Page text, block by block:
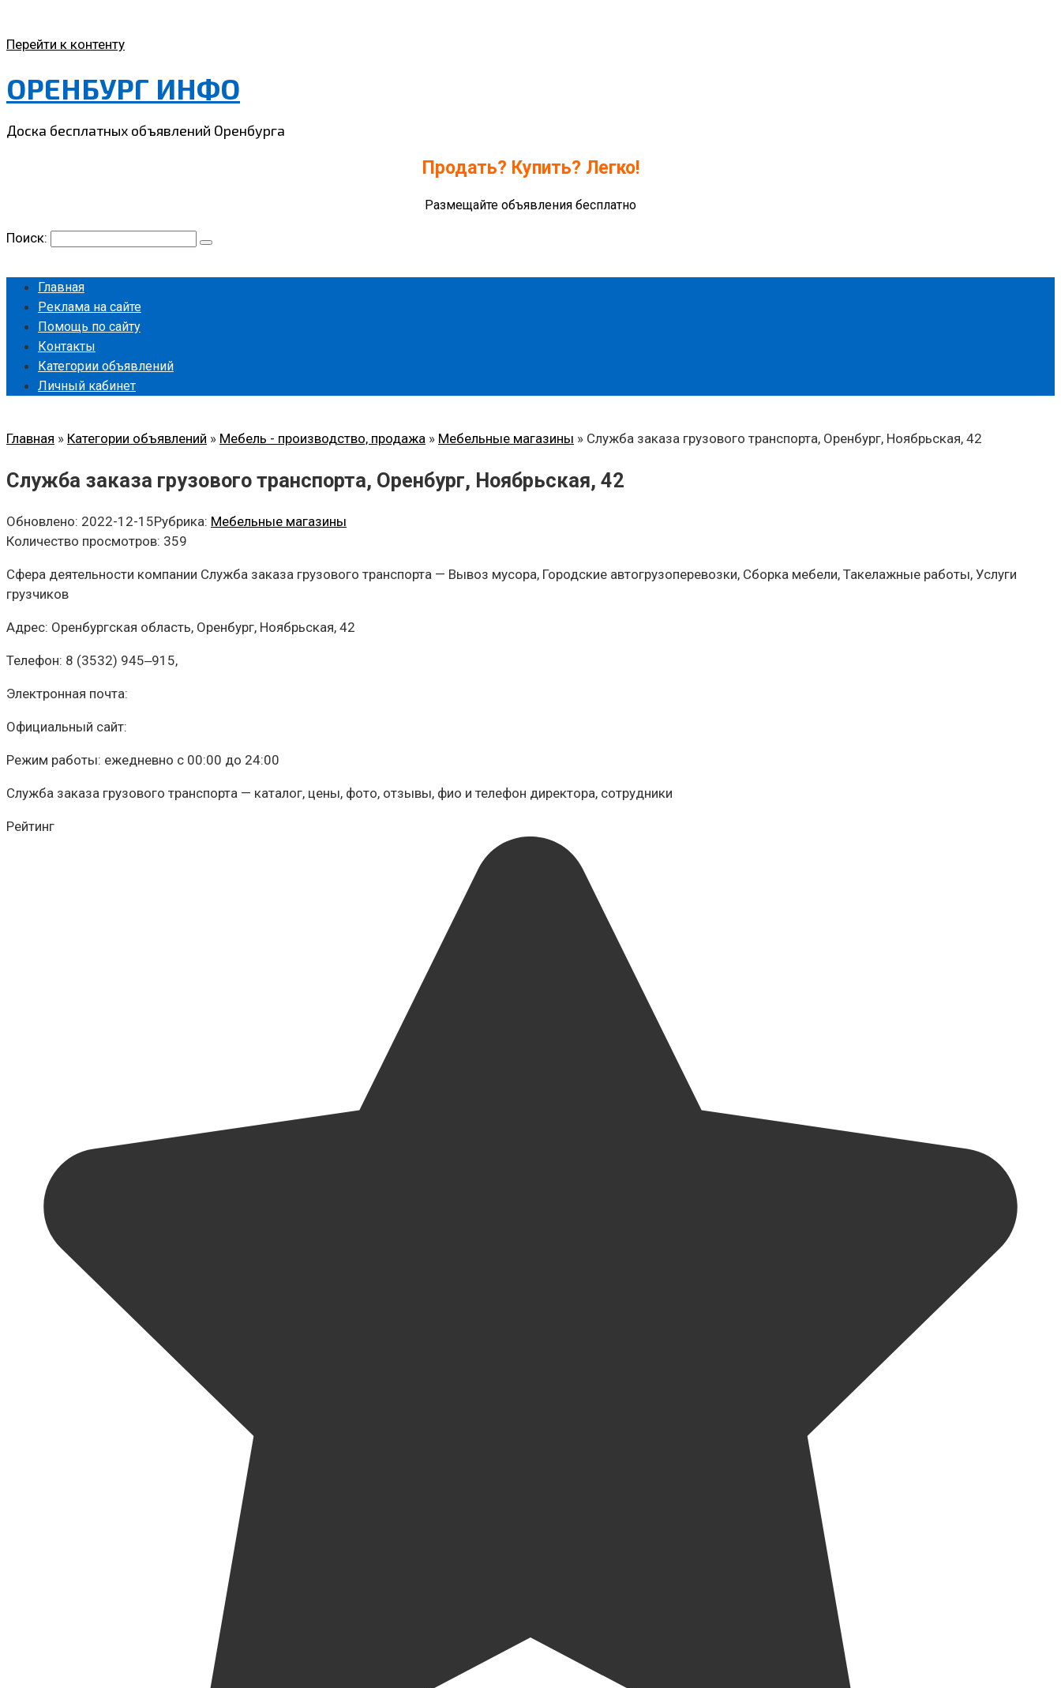
Перейти к контенту
ОРЕНБУРГ ИНФО
Доска бесплатных объявлений Оренбурга
Продать? Купить? Легко!
Размещайте объявления бесплатно
Поиск:
Главная
Реклама на сайте
Помощь по сайту
Контакты
Категории объявлений
Личный кабинет
Главная » Категории объявлений » Мебель - производство, продажа » Мебельные магазины » Служба заказа грузового транспорта, Оренбург, Ноябрьская, 42
Служба заказа грузового транспорта, Оренбург, Ноябрьская, 42
Обновлено: 2022-12-15Рубрика: Мебельные магазины
Количество просмотров: 359
Сфера деятельности компании Служба заказа грузового транспорта — Вывоз мусора, Городские автогрузоперевозки, Сборка мебели, Такелажные работы, Услуги
грузчиков
Адрес: Оренбургская область, Оренбург, Ноябрьская, 42
Телефон: 8 (3532) 945‒915,
Электронная почта:
Официальный сайт:
Режим работы: ежедневно с 00:00 до 24:00
Служба заказа грузового транспорта — каталог, цены, фото, отзывы, фио и телефон директора, сотрудники
Рейтинг